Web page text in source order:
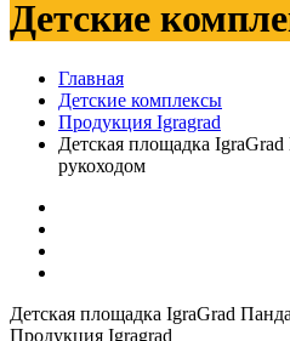
Детские
Главная
Детские комплексы
Продукция Igragrad
Детская площадка
рукоходом
Детская площадка IgraGrad
Продукция Igragrad